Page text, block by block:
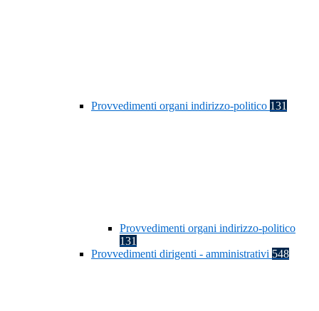
Provvedimenti organi indirizzo-politico 131
Provvedimenti organi indirizzo-politico
131
Provvedimenti dirigenti - amministrativi 548